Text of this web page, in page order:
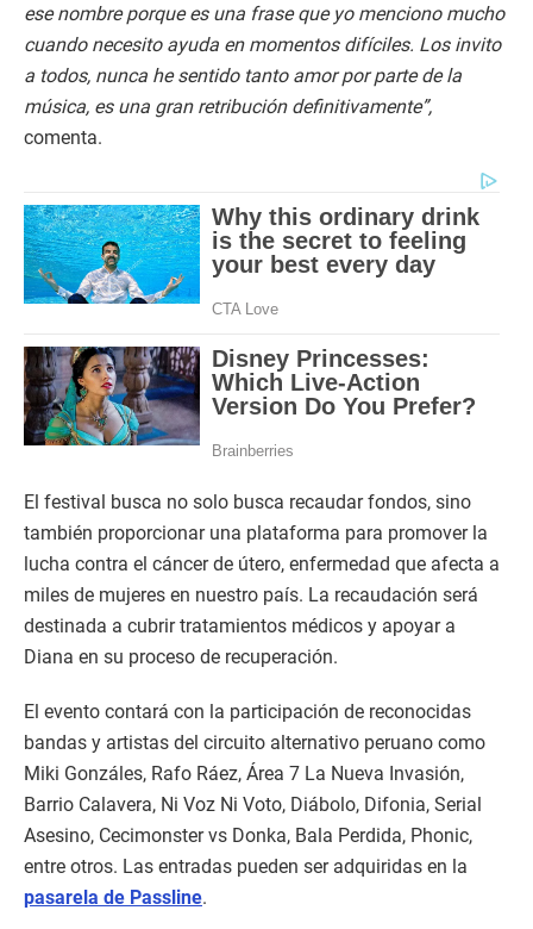
ese nombre porque es una frase que yo menciono mucho
cuando necesito ayuda en momentos difíciles. Los invito
a todos, nunca he sentido tanto amor por parte de la
música, es una gran retribución definitivamente”,
comenta.
El festival busca no solo busca recaudar fondos, sino
también proporcionar una plataforma para promover la
lucha contra el cáncer de útero, enfermedad que afecta a
miles de mujeres en nuestro país. La recaudación será
destinada a cubrir tratamientos médicos y apoyar a
Diana en su proceso de recuperación.
El evento contará con la participación de reconocidas
bandas y artistas del circuito alternativo peruano como
Miki Gonzáles, Rafo Ráez, Área 7 La Nueva Invasión,
Barrio Calavera, Ni Voz Ni Voto, Diábolo, Difonia, Serial
Asesino, Cecimonster vs Donka, Bala Perdida, Phonic,
entre otros. Las entradas pueden ser adquiridas en la
pasarela de Passline.